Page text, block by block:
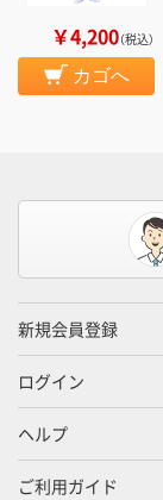
￥4,200（税込）
カゴへ
新規会員登録
ログイン
ヘルプ
ご利用ガイド